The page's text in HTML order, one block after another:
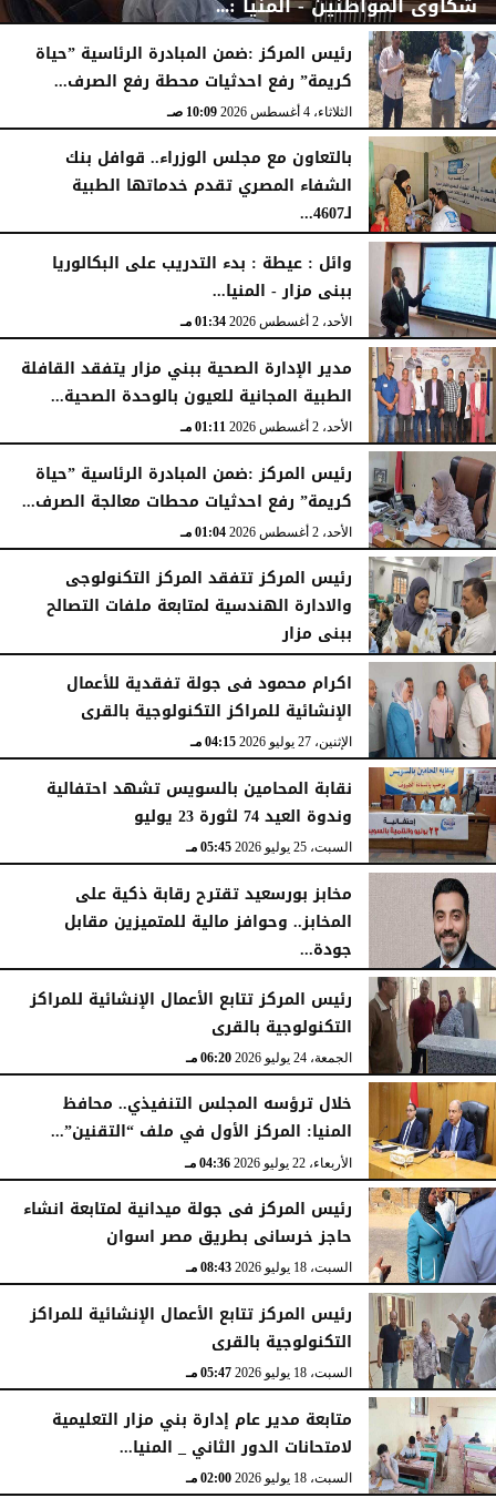
الثلاثاء، 4 أغسطس 2026 03:00 مـ
رئيس المركز :ضمن المبادرة الرئاسية ”حياة
كريمة” رفع احدثيات محطة رفع الصرف...
الثلاثاء، 4 أغسطس 2026 10:09 صـ
بالتعاون مع مجلس الوزراء.. قوافل بنك
الشفاء المصري تقدم خدماتها الطبية
لـ4607...
الإثنين، 3 أغسطس 2026
وائل : عيطة : بدء التدريب على البكالوريا
ببنى مزار - المنيا...
الأحد، 2 أغسطس 2026 01:34 مـ
مدير الإدارة الصحية ببني مزار يتفقد القافلة
الطبية المجانية للعيون بالوحدة الصحية...
الأحد، 2 أغسطس 2026 01:11 مـ
رئيس المركز :ضمن المبادرة الرئاسية ”حياة
كريمة” رفع احدثيات محطات معالجة الصرف...
الأحد، 2 أغسطس 2026 01:04 مـ
رئيس المركز تتفقد المركز التكنولوجى
والادارة الهندسية لمتابعة ملفات التصالح
ببنى مزار
الأربعاء، 29 يوليو 2026 02:03 مـ
اكرام محمود فى جولة تفقدية للأعمال
الإنشائية للمراكز التكنولوجية بالقرى
الإثنين، 27 يوليو 2026 04:15 مـ
نقابة المحامين بالسويس تشهد احتفالية
وندوة العيد 74 لثورة 23 يوليو
السبت، 25 يوليو 2026 05:45 مـ
مخابز بورسعيد تقترح رقابة ذكية على
المخابز.. وحوافز مالية للمتميزين مقابل
جودة...
السبت، 25 يوليو 2026 05:41 مـ
رئيس المركز تتابع الأعمال الإنشائية للمراكز
التكنولوجية بالقرى
الجمعة، 24 يوليو 2026 06:20 مـ
خلال ترؤسه المجلس التنفيذي.. محافظ
المنيا: المركز الأول في ملف “التقنين”...
الأربعاء، 22 يوليو 2026 04:36 مـ
رئيس المركز فى جولة ميدانية لمتابعة انشاء
حاجز خرسانى بطريق مصر اسوان
السبت، 18 يوليو 2026 08:43 مـ
رئيس المركز تتابع الأعمال الإنشائية للمراكز
التكنولوجية بالقرى
السبت، 18 يوليو 2026 05:47 مـ
متابعة مدير عام إدارة بني مزار التعليمية
لامتحانات الدور الثاني _ المنيا...
السبت، 18 يوليو 2026 02:00 مـ